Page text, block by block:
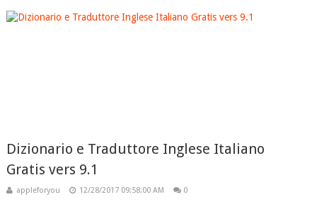
Dizionario e Traduttore Inglese Italiano
Gratis vers 9.1
appleforyou 12/28/2017 09:58:00 AM 0